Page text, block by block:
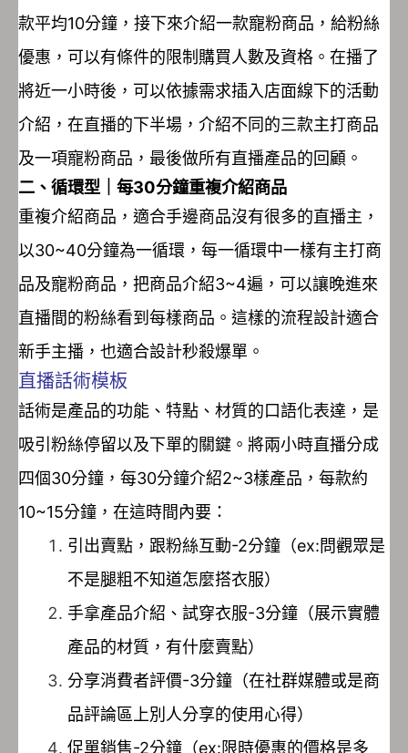
款平均10分鐘，接下來介紹一款寵粉商品，給粉絲
優惠，可以有條件的限制購買人數及資格。在播了
將近一小時後，可以依據需求插入店面線下的活動
介紹，在直播的下半場，介紹不同的三款主打商品
及一項寵粉商品，最後做所有直播產品的回顧。
二、循環型｜每30分鐘重複介紹商品
重複介紹商品，適合手邊商品沒有很多的直播主，
以30~40分鐘為一循環，每一循環中一樣有主打商
品及寵粉商品，把商品介紹3~4遍，可以讓晚進來
直播間的粉絲看到每樣商品。這樣的流程設計適合
新手主播，也適合設計秒殺爆單。
直播話術模板
話術是產品的功能、特點、材質的口語化表達，是
吸引粉絲停留以及下單的關鍵。將兩小時直播分成
四個30分鐘，每30分鐘介紹2~3樣產品，每款約
10~15分鐘，在這時間內要：
引出賣點，跟粉絲互動-2分鐘（ex:問觀眾是
不是腿粗不知道怎麼搭衣服）
手拿產品介紹、試穿衣服-3分鐘（展示實體
產品的材質，有什麼賣點）
分享消費者評價-3分鐘（在社群媒體或是商
品評論區上別人分享的使用心得）
促單銷售-2分鐘（ex:限時優惠的價格是多